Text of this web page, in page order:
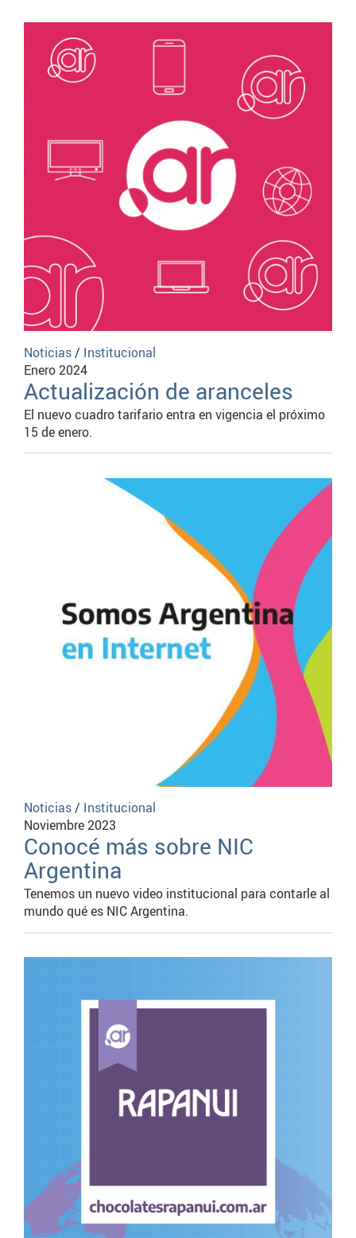
Noticias/ Institucional
Enero 2024
Actualización de aranceles
El nuevo cuadro tarifario entra en vigencia el próximo
15 de enero.
Noticias/ Institucional
Noviembre 2023
Conocé más sobre NIC
Argentina
Tenemos un nuevo video institucional para contarle al
mundo qué es NIC Argentina.